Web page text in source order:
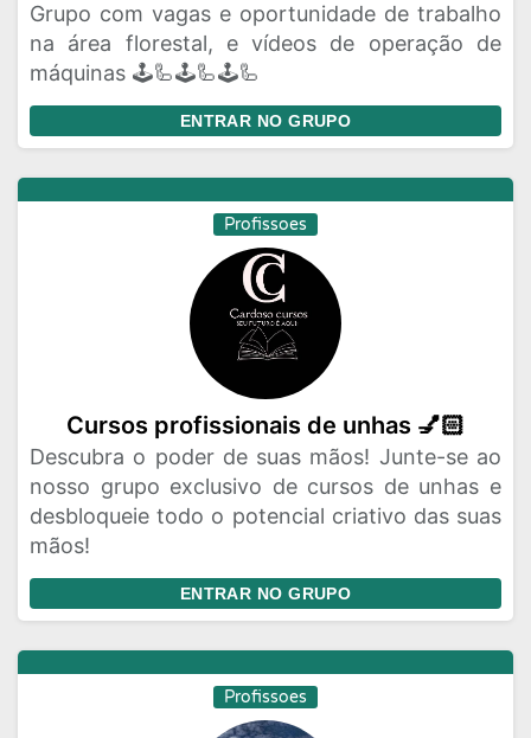
Grupo com vagas e oportunidade de trabalho
na área florestal, e vídeos de operação de
máquinas 🕹️🦾🕹️🦾🕹️🦾
ENTRAR NO GRUPO
Profissoes
Cursos profissionais de unhas 💅🏻
Descubra o poder de suas mãos! Junte-se ao
nosso grupo exclusivo de cursos de unhas e
desbloqueie todo o potencial criativo das suas
mãos!
ENTRAR NO GRUPO
Profissoes